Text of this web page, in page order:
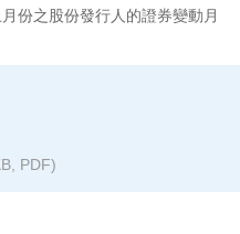
份之股份發行人的證券變動月
PDF)